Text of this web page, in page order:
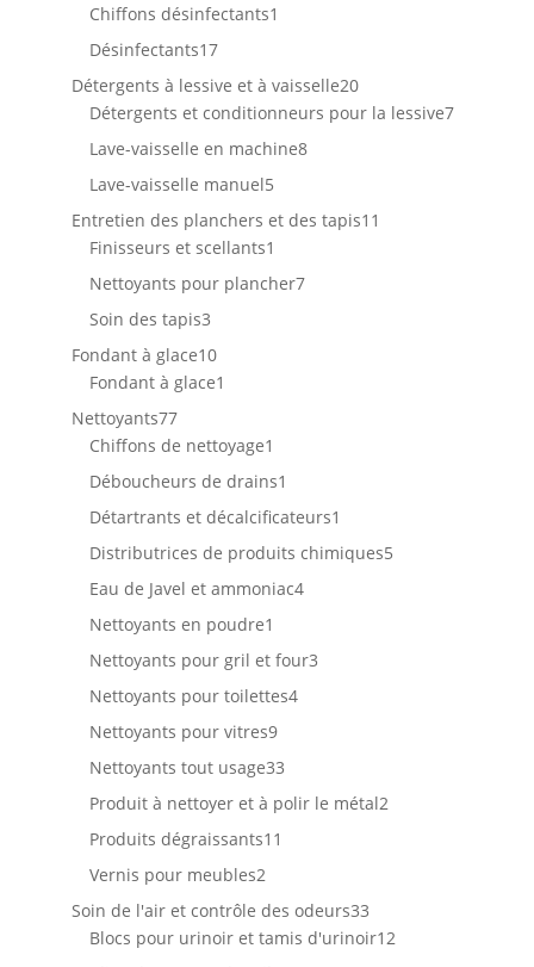
Chiffons désinfectants1
Désinfectants1717
produits
Détergents à lessive et à vaisselle2020
produits
Détergents et conditionneurs pour la lessive77
Lave-vaisselle en machine88
Lave-vaisselle manuel55
produits
Entretien des planchers et des tapis11
Finisseurs et scellants1
produit
Nettoyants pour plancher77
Soin des tapis33
produits
Fondant à glace1010
produits
Fondant à glace1
Nettoyants7777
produits
Chiffons de nettoyage1
produit
Déboucheurs de drains1
produit
Détartrants et décalcificateurs1
produit
Distributrices de produits chimiques55
Eau de Javel et ammoniac44
Nettoyants en poudre1
produit
Nettoyants pour gril et four33
Nettoyants pour toilettes44
Nettoyants pour vitres99
produits
Nettoyants tout usage3333
produits
Produit à nettoyer et à polir le métal22
Produits dégraissants11
Vernis pour meubles22
produits
Soin de l'air et contrôle des odeurs3333
produits
Blocs pour urinoir et tamis d'urinoir1212